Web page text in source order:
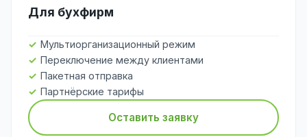
Для бухфирм
Мультиорганизационный режим
Переключение между клиентами
Пакетная отправка
Партнёрские тарифы
Оставить заявку